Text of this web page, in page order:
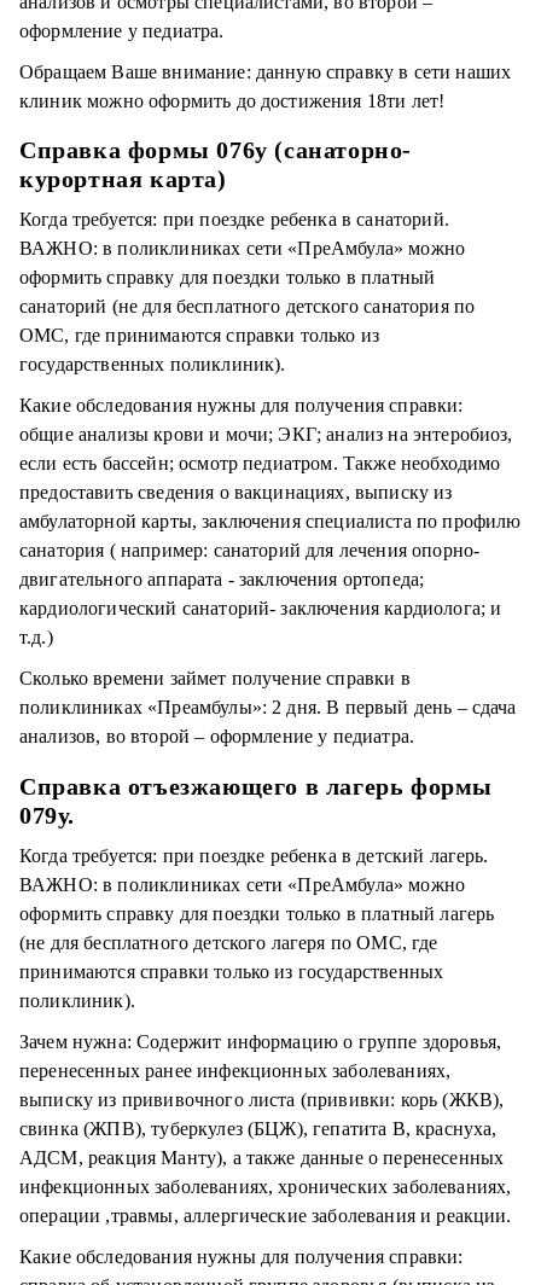
оформление у педиатра.
Обращаем Ваше внимание: данную справку в сети наших
клиник можно оформить до достижения 18ти лет!
Справка формы 076у (санаторно-
курортная карта)
Когда требуется: при поездке ребенка в санаторий.
ВАЖНО: в поликлиниках сети «ПреАмбула» можно
оформить справку для поездки только в платный
санаторий (не для бесплатного детского санатория по
ОМС, где принимаются справки только из
государственных поликлиник).
Какие обследования нужны для получения справки:
общие анализы крови и мочи; ЭКГ; анализ на энтеробиоз,
если есть бассейн; осмотр педиатром. Также необходимо
предоставить сведения о вакцинациях, выписку из
амбулаторной карты, заключения специалиста по профилю
санатория ( например: санаторий для лечения опорно-
двигательного аппарата - заключения ортопеда;
кардиологический санаторий- заключения кардиолога; и
т.д.)
Сколько времени займет получение справки в
поликлиниках «Преамбулы»: 2 дня. В первый день – сдача
анализов, во второй – оформление у педиатра.
Справка отъезжающего в лагерь формы
079у.
Когда требуется: при поездке ребенка в детский лагерь.
ВАЖНО: в поликлиниках сети «ПреАмбула» можно
оформить справку для поездки только в платный лагерь
(не для бесплатного детского лагеря по ОМС, где
принимаются справки только из государственных
поликлиник).
Зачем нужна: Содержит информацию о группе здоровья,
перенесенных ранее инфекционных заболеваниях,
выписку из прививочного листа (прививки: корь (ЖКВ),
свинка (ЖПВ), туберкулез (БЦЖ), гепатита В, краснуха,
АДСМ, реакция Манту), а также данные о перенесенных
инфекционных заболеваниях, хронических заболеваниях,
операции ,травмы, аллергические заболевания и реакции.
Какие обследования нужны для получения справки: